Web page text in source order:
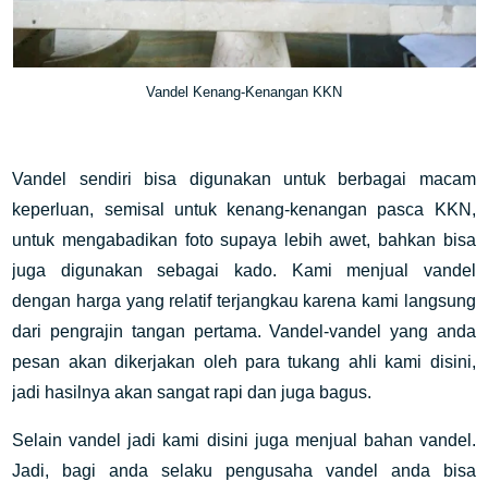
Vandel Kenang-Kenangan KKN
Vandel sendiri bisa digunakan untuk berbagai macam
keperluan, semisal untuk kenang-kenangan pasca KKN,
untuk mengabadikan foto supaya lebih awet, bahkan bisa
juga digunakan sebagai kado. Kami menjual vandel
dengan harga yang relatif terjangkau karena kami langsung
dari pengrajin tangan pertama. Vandel-vandel yang anda
pesan akan dikerjakan oleh para tukang ahli kami disini,
jadi hasilnya akan sangat rapi dan juga bagus.
Selain vandel jadi kami disini juga menjual bahan vandel.
Jadi, bagi anda selaku pengusaha vandel anda bisa